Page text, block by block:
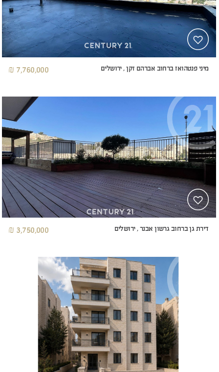
מיני פנטהואז ברחוב אברהם זקן , ירושלים 7,760,000 ₪
דירת גן ברחוב גרשון אבנר , ירושלים 3,750,000 ₪